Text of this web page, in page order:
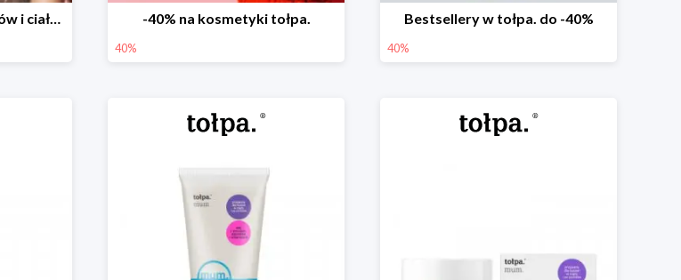
Letnia pielęgnacja włosów i ciała w tołpa. do -40% -40% na kosmetyki tołpa.
40%
Bestsellery w tołpa. do -40%
40%